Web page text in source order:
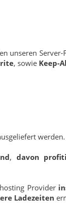
unseren
, sowie Keep-
werden.
, davon
Provider
Ladezeiten